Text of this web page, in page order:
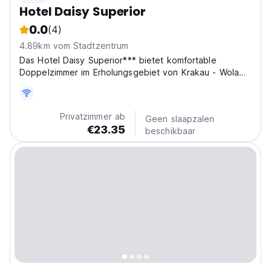
Hotel Daisy Superior
0.0(4)
4.89km vom Stadtzentrum
Das Hotel Daisy Superior*** bietet komfortable
Doppelzimmer im Erholungsgebiet von Krakau - Wola
Privatzimmer ab
€23.35
Geen slaapzalen
beschikbaar